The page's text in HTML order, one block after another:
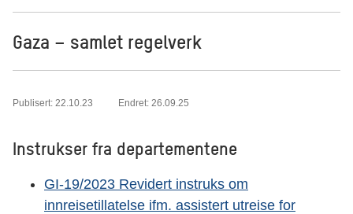
Gaza – samlet regelverk
Publisert: 22.10.23 Endret: 26.09.25
Instrukser fra departementene
GI-19/2023 Revidert instruks om
innreisetillatelse ifm. assistert utreise for